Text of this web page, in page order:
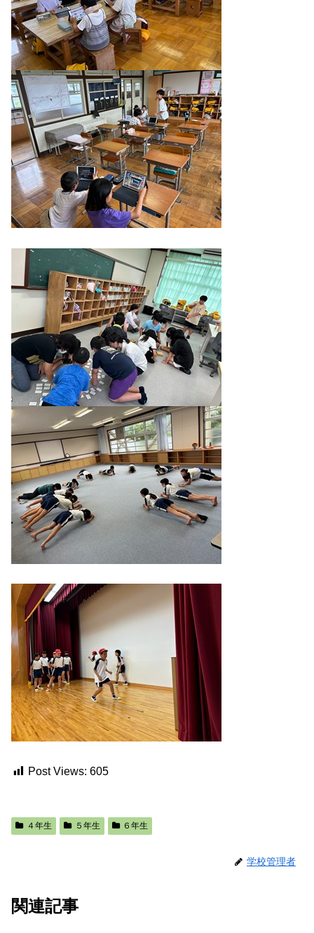
Post Views: 605
４年生 ５年生 ６年生
学校管理者
関連記事